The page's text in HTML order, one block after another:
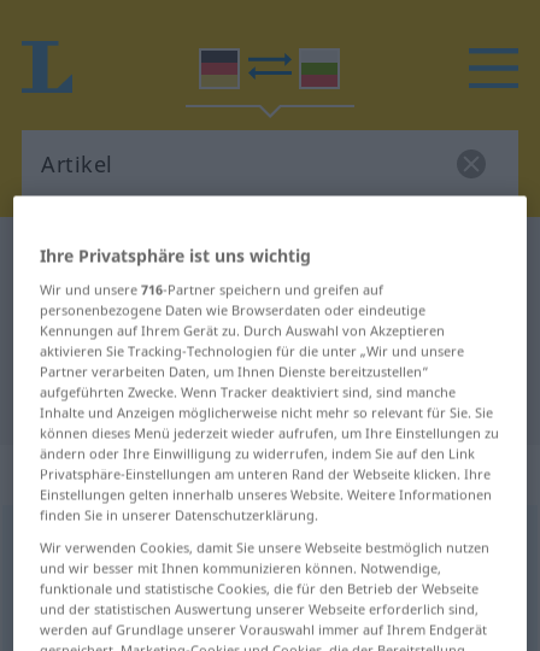
Deutsch-Bulgarisch Wörterbuch
Deutsch-Bulgarisch Übersetzung
für "Artikel"
"Artikel" Bulgarisch Übersetzung
„Artikel“: maskulin
Artikel
Übersicht aller Übersetzungen
(Für mehr Details die Übersetzung anklicken/antippen)
Ihre Privatsphäre ist uns wichtig
Wir und unsere716-Partner speichern und greifen auf
personenbezogene Daten wie Browserdaten oder eindeutige
Kennungen auf Ihrem Gerät zu. Durch Auswahl von Akzeptieren
aktivieren Sie Tracking-Technologien für die unter „Wir und unsere
Partner verarbeiten Daten, um Ihnen Dienste bereitzustellen“
aufgeführten Zwecke. Wenn Tracker deaktiviert sind, sind manche
Inhalte und Anzeigen möglicherweise nicht mehr so relevant für Sie. Sie
können dieses Menü jederzeit wieder aufrufen, um Ihre Einstellungen zu
ändern oder Ihre Einwilligung zu widerrufen, indem Sie auf den Link
Privatsphäre-Einstellungen am unteren Rand der Webseite klicken. Ihre
Einstellungen gelten innerhalb unseres Website. Weitere Informationen
finden Sie in unserer Datenschutzerklärung.
Wir verwenden Cookies, damit Sie unsere Webseite bestmöglich nutzen
und wir besser mit Ihnen kommunizieren können. Notwendige,
funktionale und statistische Cookies, die für den Betrieb der Webseite
und der statistischen Auswertung unserer Webseite erforderlich sind,
werden auf Grundlage unserer Vorauswahl immer auf Ihrem Endgerät